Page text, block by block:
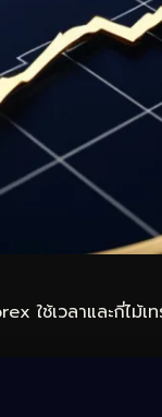
ใช้เวลาและกี่ไม้